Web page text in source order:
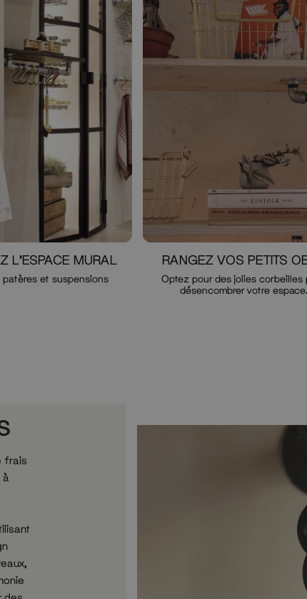
patères et suspensions
L'ESPACE MURAL
Optez pour des jolies corbeilles
désencombrer votre espace.
RANGEZ VOS PETITS
frais